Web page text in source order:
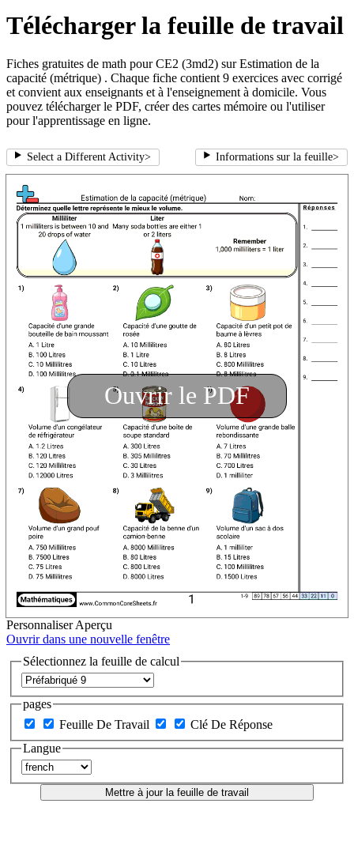
Télécharger la feuille de travail
Fiches gratuites de math pour CE2 (3md2) sur Estimation de la
capacité (métrique) . Chaque fiche contient 9 exercices avec corrigé
et convient aux enseignants et à l'enseignement à domicile. Vous
pouvez télécharger le PDF, créer des cartes mémoire ou l'utiliser
pour l'apprentissage en ligne.
Select a Different Activity> Informations sur la feuille>
Ouvrir le PDF
Personnaliser Aperçu
Ouvrir dans une nouvelle fenêtre
Sélectionnez la feuille de calcul
pages
Feuille De Travail
Clé De Réponse
Langue
Mettre à jour la feuille de travail